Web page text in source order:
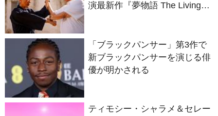
演最新作『夢物語 The Living
「ブラックパンサー」第3作で
新ブラックパンサーを演じる俳
優が明かされる
ティモシー・シャラメ＆セレー